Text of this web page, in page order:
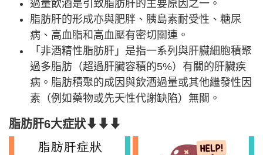
過量飲酒是引致脂肪肝的主要原因之一。
脂肪肝的形成亦與肥胖、胰島素耐受性、糖尿
病、高血脂和高血壓有密切關連。
「非酒精性脂肪肝」是指一系列與肝臟細胞積聚
過多脂肪（超過肝臟容積的5%）有關的肝臟疾
病。脂肪積聚的成因與飲酒過量或其他繼發性因
素（例如藥物或先天性代謝缺陷）無關。
脂肪肝6大症狀⬇⬇⬇